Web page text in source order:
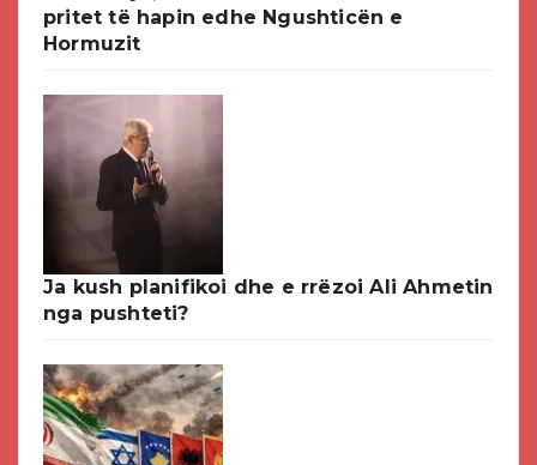
pritet të hapin edhe Ngushticën e
Hormuzit
Ja kush planifikoi dhe e rrëzoi Ali Ahmetin
nga pushteti?